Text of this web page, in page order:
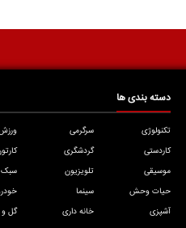
دسته بندی ها
تکنولوژی سرگرمی
کاردستی
گردشگری
موسیقی
تلویزیون سبک
حیات وحش
سینما
آشپزی
خانه داری گل و